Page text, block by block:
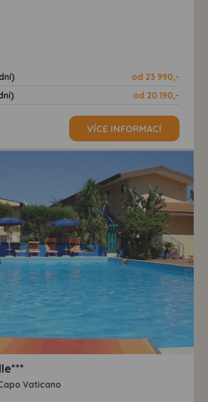
od 23 990,-
od 20 190,-
VÍCE INFORMACÍ
Vaticano